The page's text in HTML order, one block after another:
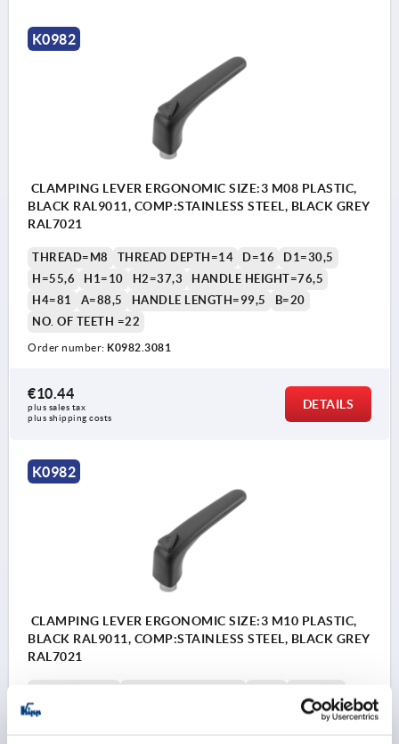
K0982
CLAMPING LEVER ERGONOMIC SIZE:3 M08 PLASTIC,
BLACK RAL9011, COMP:STAINLESS STEEL, BLACK GREY
RAL7021
THREAD=M8 THREAD DEPTH=14 D=16
D1=30,5
H=55,6
H1=10 H2=37,3
HANDLE HEIGHT=76,5
H4=81
A=88,5 HANDLE LENGTH=99,5
B=20
NO. OF TEETH =22
Order number: K0982.3081
€10.44
plus sales tax
plus shipping costs
DETAILS
K0982
CLAMPING LEVER ERGONOMIC SIZE:3 M10 PLASTIC,
BLACK RAL9011, COMP:STAINLESS STEEL, BLACK GREY
RAL7021
H=55,6
HANDLE HEIGHT=76,5